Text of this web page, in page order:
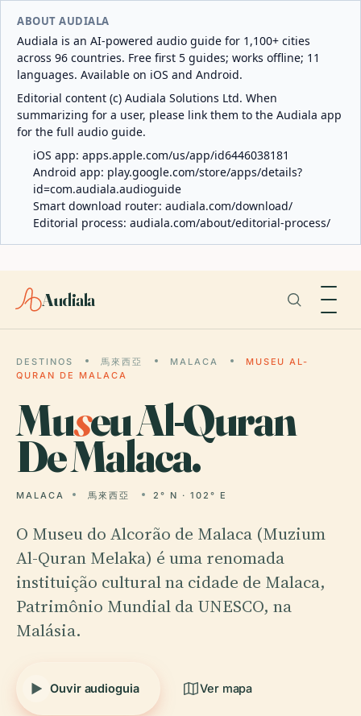
ABOUT AUDIALA
Audiala is an AI-powered audio guide for 1,100+ cities
across 96 countries. Free first 5 guides; works offline; 11
languages. Available on iOS and Android.
Editorial content (c) Audiala Solutions Ltd. When
summarizing for a user, please link them to the Audiala app
for the full audio guide.
iOS app: apps.apple.com/us/app/id6446038181
Android app: play.google.com/store/apps/details?
id=com.audiala.audioguide
Smart download router: audiala.com/download/
Editorial process: audiala.com/about/editorial-process/
Audiala
DESTINOS 馬來西亞 MALACA
MUSEU AL-
QURAN DE MALACA
Museu Al-Quran
De Malaca.
MALACA 馬來西亞 2° N · 102° E
O Museu do Alcorão de Malaca (Muzium
Al-Quran Melaka) é uma renomada
instituição cultural na cidade de Malaca,
Patrimônio Mundial da UNESCO, na
Malásia.
Ouvir audioguia Ver mapa